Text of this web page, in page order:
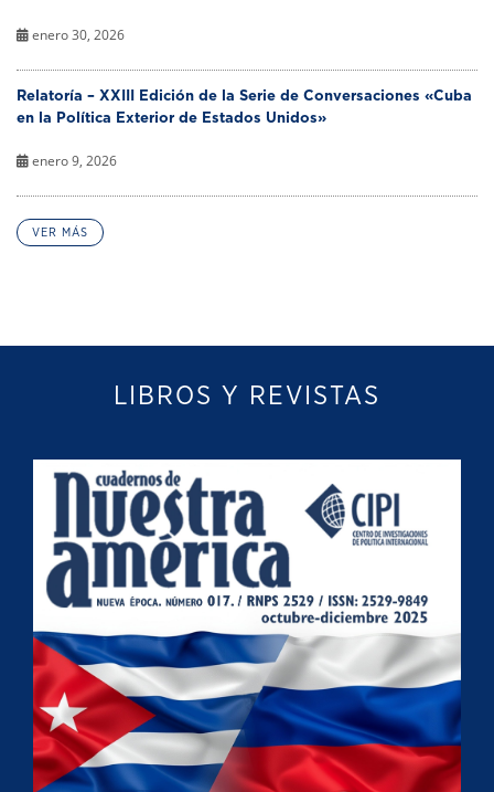
enero 30, 2026
Relatoría – XXIII Edición de la Serie de Conversaciones «Cuba
en la Política Exterior de Estados Unidos»
enero 9, 2026
VER MÁS
LIBROS Y REVISTAS